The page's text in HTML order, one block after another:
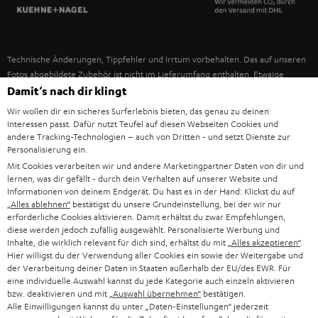
NEUHEITEN
UNSER MANAGEMENT
UNSERE WERTE
BILDUNGSRABATT
GESCHENKGUTSCHEIN
BARRIEREFREIHEIT
USA
WEITERE LÄNDER
Technische Änderungen, Tippfehler und Irrtum vorbehalten. Das auf unseren
Fotos abgebildete Zubehör ist nicht im Lieferumfang enthalten. Etwaige
Entsorgungsgebühren für Batterien sind im Preis inbegriffen.
©2026 Lautsprecher Teufel GmbH - All rights reserved.
Impressum AGB
Vertrag widerrufen
Damit‘s nach dir klingt
Wir wollen dir ein sicheres Surferlebnis bieten, das genau zu deinen
Interessen passt. Dafür nutzt Teufel auf diesen Webseiten Cookies und
andere Tracking-Technologien – auch von Dritten - und setzt Dienste zur
Personalisierung ein.
Mit Cookies verarbeiten wir und andere Marketingpartner Daten von dir und
lernen, was dir gefällt - durch dein Verhalten auf unserer Website und
Informationen von deinem Endgerät. Du hast es in der Hand: Klickst du auf
„Alles ablehnen“ bestätigst du unsere Grundeinstellung, bei der wir nur
erforderliche Cookies aktivieren. Damit erhältst du zwar Empfehlungen,
diese werden jedoch zufällig ausgewählt. Personalisierte Werbung und
Inhalte, die wirklich relevant für dich sind, erhältst du mit „Alles akzeptieren“.
Hier willigst du der Verwendung aller Cookies ein sowie der Weitergabe und
der Verarbeitung deiner Daten in Staaten außerhalb der EU/des EWR. Für
eine individuelle Auswahl kannst du jede Kategorie auch einzeln aktivieren
bzw. deaktivieren und mit „Auswahl übernehmen“ bestätigen.
Alle Einwilligungen kannst du unter „Daten-Einstellungen“ jederzeit